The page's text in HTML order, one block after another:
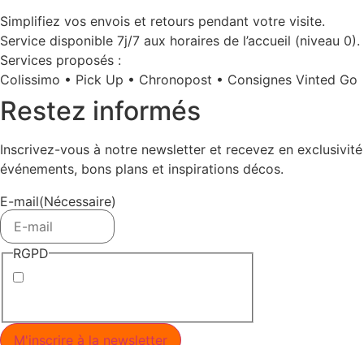
Simplifiez vos envois et retours pendant votre visite.
Service disponible 7j/7 aux horaires de l’accueil (niveau 0).
Services proposés :
Colissimo • Pick Up • Chronopost • Consignes Vinted Go
Restez informés
Inscrivez-vous à notre newsletter et recevez en exclusivité
événements, bons plans et inspirations décos.
E-mail(Nécessaire)
RGPD